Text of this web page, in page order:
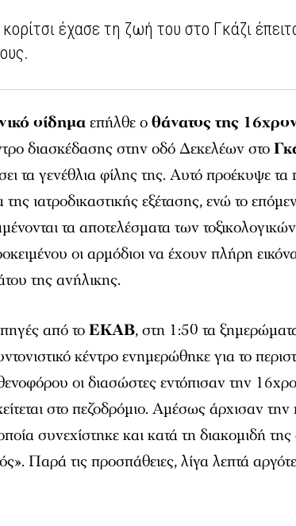
έχασε τη ζωή του στο Γκάζι
οίδημαεπήλθε οθάνατος της
διασκέδασης στην οδό Δεκελέων στο
τα γενέθλια φίλης της. Αυτό προέκυψε
ιατροδικαστικής εξέτασης, ενώ το
τα αποτελέσματα των
οι αρμόδιοι να έχουν πλήρη
της ανήλικης.
από τοΕΚΑΒ, στη 1:50 τα
κέντρο ενημερώθηκε για το
οι διασώστες εντόπισαν την
στο πεζοδρόμιο. Αμέσως άρχισαν
συνεχίστηκε και κατά τη διακομιδή της
Παρά τις προσπάθειες, λίγα λεπτά